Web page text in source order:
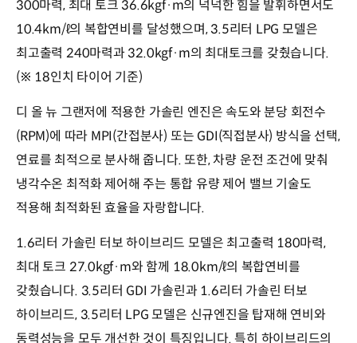
300마력, 최대 토크 36.6kgf·m의 넉넉한 힘을 발휘하면서도
10.4km/ℓ의 복합연비를 달성했으며, 3.5리터 LPG 모델은
최고출력 240마력과 32.0kgf·m의 최대토크를 갖췄습니다.
(※ 18인치 타이어 기준)
디 올 뉴 그랜저에 적용한 가솔린 엔진은 속도와 분당 회전수
(RPM)에 따라 MPI(간접분사) 또는 GDI(직접분사) 방식을 선택,
연료를 최적으로 분사해 줍니다. 또한, 차량 운전 조건에 맞춰
냉각수온 최적화 제어해 주는 통합 유량 제어 밸브 기술도
적용해 최적화된 효율을 자랑합니다.
1.6리터 가솔린 터보 하이브리드 모델은 최고출력 180마력,
최대 토크 27.0kgf·m와 함께 18.0km/ℓ의 복합연비를
갖췄습니다. 3.5리터 GDI 가솔린과 1.6리터 가솔린 터보
하이브리드, 3.5리터 LPG 모델은 신규엔진을 탑재해 연비와
동력성능을 모두 개선한 것이 특징입니다. 특히 하이브리드의